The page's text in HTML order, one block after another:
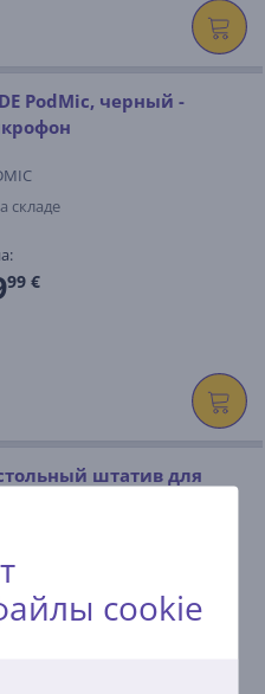
cookie
PodMic, черный -
складе
99 €
штатив для
складе